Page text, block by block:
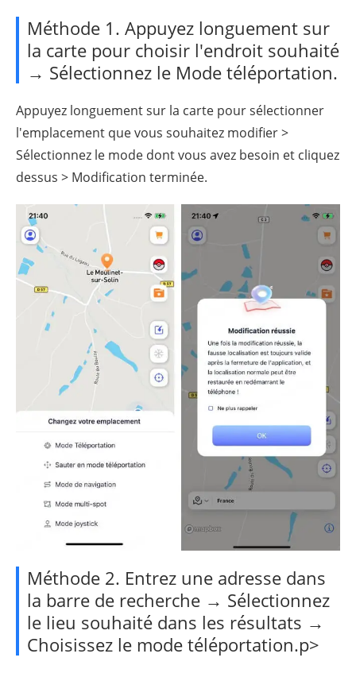
Méthode 1. Appuyez longuement sur
la carte pour choisir l'endroit souhaité
→ Sélectionnez le Mode téléportation.
Appuyez longuement sur la carte pour sélectionner
l'emplacement que vous souhaitez modifier >
Sélectionnez le mode dont vous avez besoin et cliquez
dessus > Modification terminée.
Méthode 2. Entrez une adresse dans
la barre de recherche → Sélectionnez
le lieu souhaité dans les résultats →
Choisissez le mode téléportation.p>